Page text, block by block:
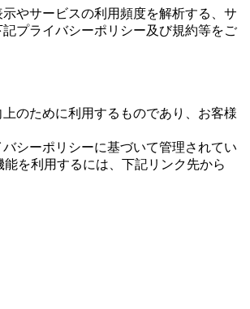
やサービスの利用頻度を解析する、サ
プライバシーポリシー及び規約等をご
のために利用するものであり、お客様
シーポリシーに基づいて管理されてい
を利用するには、下記リンク先から